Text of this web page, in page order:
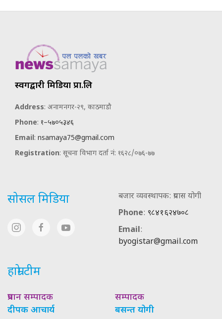
स्वर्गद्वारी मिडिया प्रा.लि
Address: अनामनगर-२९, काठमाडौ
Phone: १–५७०५३४६
Email: nsamaya75@gmail.com
Registration: सूचना विभाग दर्ता नं: १६२८/०७६-७७
सोसल मिडिया
बजार व्यवस्थापक: प्रयास योगी
Phone: ९८४१६२४७०८
Email:
byogistar@gmail.com
हाम्रो टीम
प्रधान सम्पादक
दीपक आचार्य
सम्पादक
बसन्त योगी